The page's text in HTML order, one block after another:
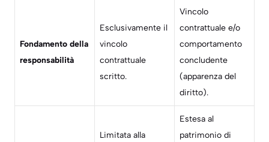
Fondamento della
responsabilità
Esclusivamente il
vincolo
contrattuale
scritto.
Vincolo
contrattuale e/o
comportamento
concludente
(apparenza del
diritto).
Limitata alla
Estesa al
patrimonio di